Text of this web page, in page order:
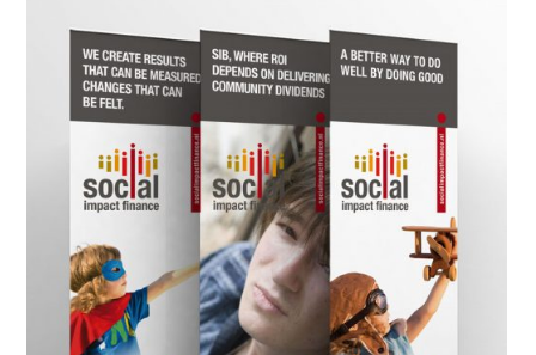
Presentatiebanners SIF